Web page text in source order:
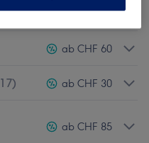
ab CHF 200
ab CHF 60
17) ab CHF 30
ab CHF 85